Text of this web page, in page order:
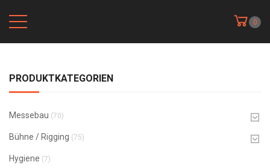
0
PRODUKTKATEGORIEN
Messebau (70)
Bühne / Rigging (75)
Hygiene (7)